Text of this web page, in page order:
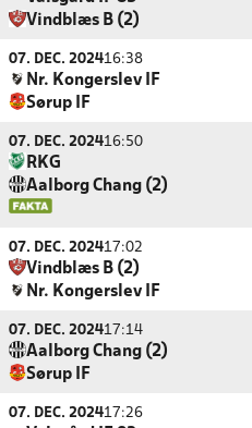
Vindblæs B (2)
07. DEC. 202416:38
Nr. Kongerslev IF
Sørup IF
07. DEC. 202416:50
RKG
Aalborg Chang (2)
07. DEC. 202417:02
Vindblæs B (2)
Nr. Kongerslev IF
07. DEC. 202417:14
Aalborg Chang (2)
Sørup IF
07. DEC. 202417:26